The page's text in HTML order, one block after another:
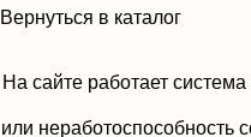
Вернуться в каталог
На сайте работает
или неработоспособность